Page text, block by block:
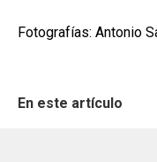
Fotografías: Antonio
En este artículo